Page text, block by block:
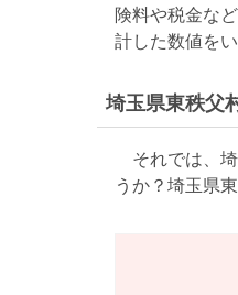
険料や税金な
計した数値をい
埼玉県東秩父
それでは、埼
うか？埼玉県